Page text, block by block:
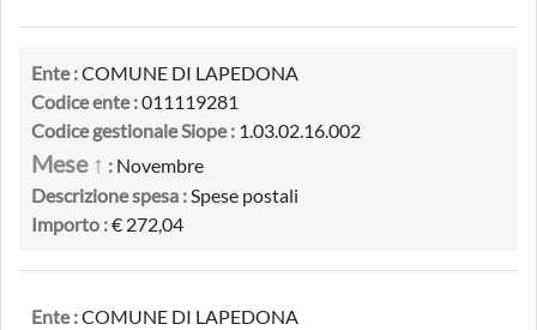
Ente :COMUNE DI LAPEDONA
Codice ente :011119281
Codice gestionale Siope : 1.03.02.16.002
Mese ↑ : Novembre
Descrizione spesa :Spese postali
Importo :€ 272,04
Ente :COMUNE DI LAPEDONA